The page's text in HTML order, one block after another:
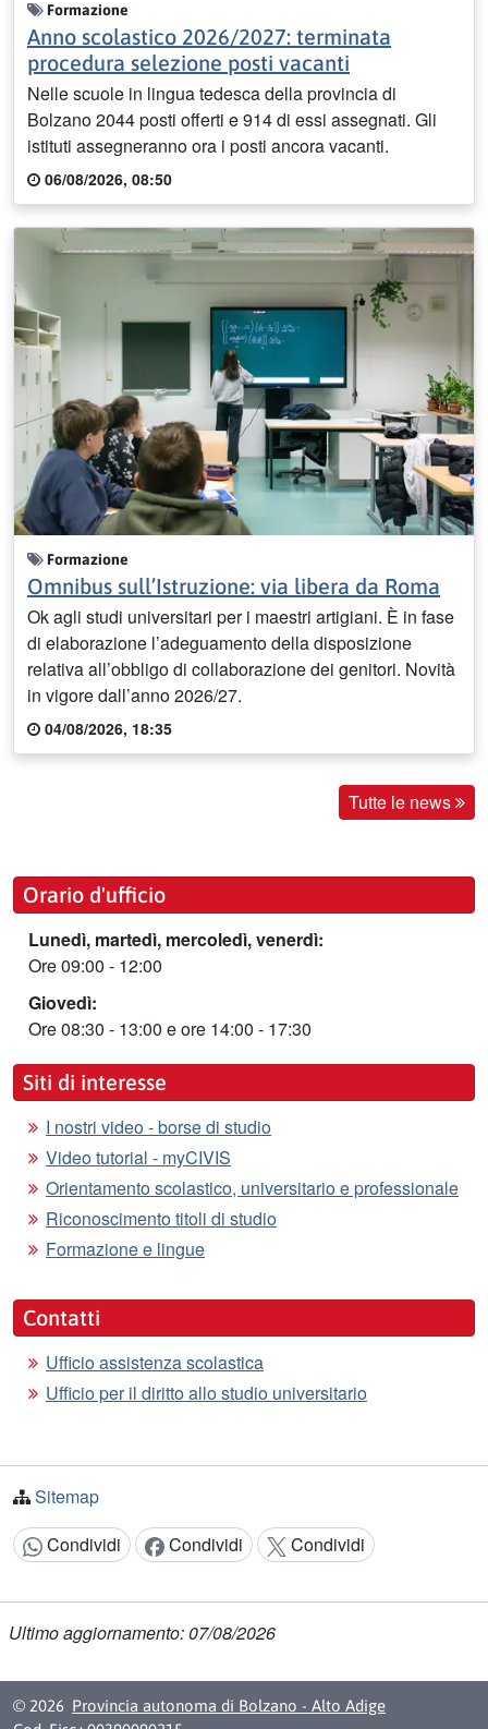
Formazione
Anno scolastico 2026/2027: terminata
procedura selezione posti vacanti
Nelle scuole in lingua tedesca della provincia di
Bolzano 2044 posti offerti e 914 di essi assegnati. Gli
istituti assegneranno ora i posti ancora vacanti.
06/08/2026, 08:50
Formazione
Omnibus sull’Istruzione: via libera da Roma
Ok agli studi universitari per i maestri artigiani. È in fase
di elaborazione l’adeguamento della disposizione
relativa all’obbligo di collaborazione dei genitori. Novità
in vigore dall’anno 2026/27.
04/08/2026, 18:35
Tutte le news
Orario d'ufficio
Lunedì, martedì, mercoledì, venerdì:
Ore 09:00 - 12:00
Giovedì:
Ore 08:30 - 13:00 e ore 14:00 - 17:30
Siti di interesse
I nostri video - borse di studio
Video tutorial - myCIVIS
Orientamento scolastico, universitario e professionale
Riconoscimento titoli di studio
Formazione e lingue
Contatti
Ufficio assistenza scolastica
Ufficio per il diritto allo studio universitario
Sitemap
Condividi:
Condividi Condividi Condividi
Ultimo aggiornamento: 07/08/2026
© 2026 Provincia autonoma di Bolzano - Alto Adige